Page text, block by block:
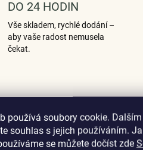
používá soubory cookie.
souhlas s jejich používáním.
se můžete dočíst zde
DO 24 HODIN
Vše skladem, rychlé dodání –
aby vaše radost nemusela
čekat.